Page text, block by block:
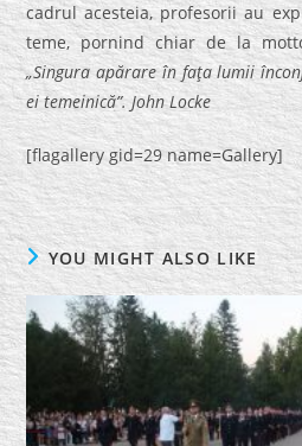
cadrul acesteia, profesorii au
teme, pornind chiar de la
„Singura apărare în faţa lumii
ei temeinică”. John Locke
[flagallery gid=29 name=Gallery]
YOU MIGHT ALSO LIKE